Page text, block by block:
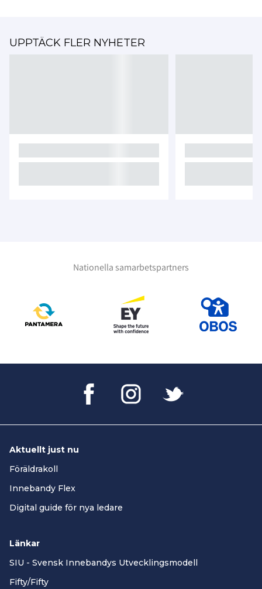
UPPTÄCK FLER NYHETER
Nationella samarbetspartners
Aktuellt just nu
Föräldrakoll
Innebandy Flex
Digital guide för nya ledare
Länkar
SIU - Svensk Innebandys Utvecklingsmodell
Fifty/Fifty